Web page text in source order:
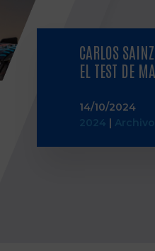
CARLOS
EL TEST DE
14/10/2024
2024
Archivo